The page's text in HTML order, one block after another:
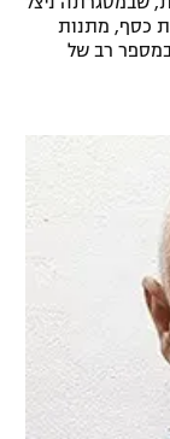
כסף, מתנות
במספר רב של